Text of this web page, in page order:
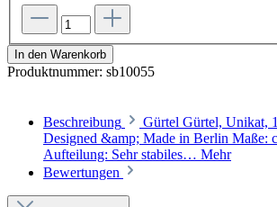
In den Warenkorb
Produktnummer: sb10055
Beschreibung
Gürtel Gürtel, Unikat,
Designed &amp; Made in Berlin Maße:
Aufteilung: Sehr stabiles… Mehr
Bewertungen